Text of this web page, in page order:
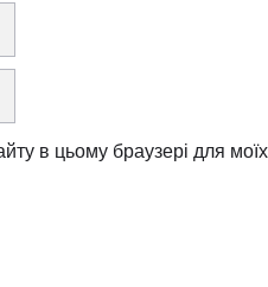
в цьому браузері для